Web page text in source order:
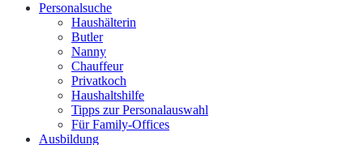
Personalsuche
Haushälterin
Butler
Nanny
Chauffeur
Privatkoch
Haushaltshilfe
Tipps zur Personalauswahl
Für Family-Offices
Ausbildung